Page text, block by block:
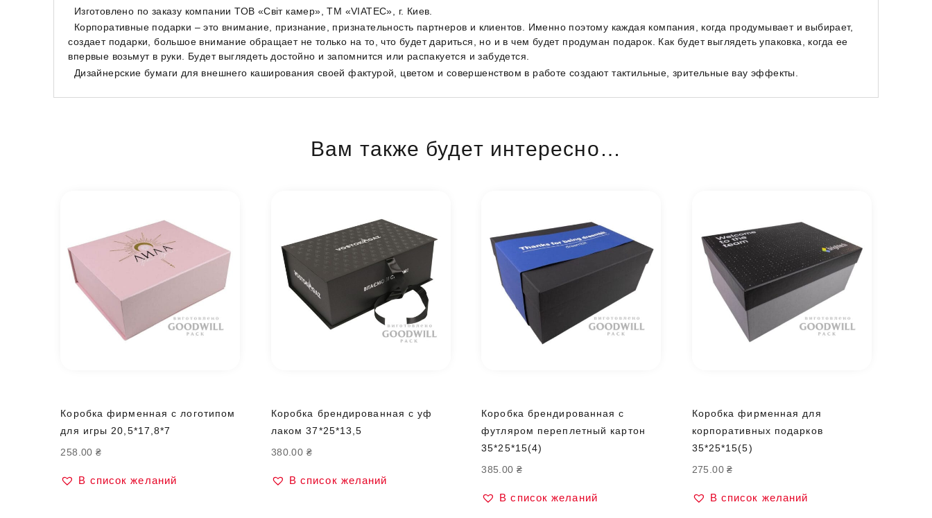
Изготовлено по заказу компании ТОВ «Світ камер», ТМ «VIATEC», г. Киев.
Корпоративные подарки – это внимание, признание, признательность партнеров и клиентов. Именно поэтому каждая компания, когда продумывает и выбирает,
создает подарки, большое внимание обращает не только на то, что будет дариться, но и в чем будет продуман подарок. Как будет выглядеть упаковка, когда ее
впервые возьмут в руки. Будет выглядеть достойно и запомнится или распакуется и забудется.
Дизайнерские бумаги для внешнего каширования своей фактурой, цветом и совершенством в работе создают тактильные, зрительные вау эффекты.
Вам также будет интересно…
Коробка фирменная с логотипом
для игры 20,5*17,8*7
258.00₴
В список желаний
Коробка брендированная с уф
лаком 37*25*13,5
380.00 ₴
В список желаний
Коробка брендированная с
футляром переплетный картон
35*25*15(4)
385.00 ₴
В список желаний
Коробка фирменная для
корпоративных подарков
35*25*15(5)
275.00₴
В список желаний